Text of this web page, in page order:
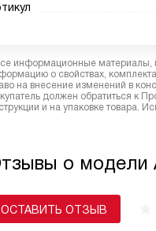
информационные материалы,
о свойствах,
на внесение изменений в
должен обратиться к
и на упаковке товара.
о модели
ОСТАВИТЬ ОТЗЫВ